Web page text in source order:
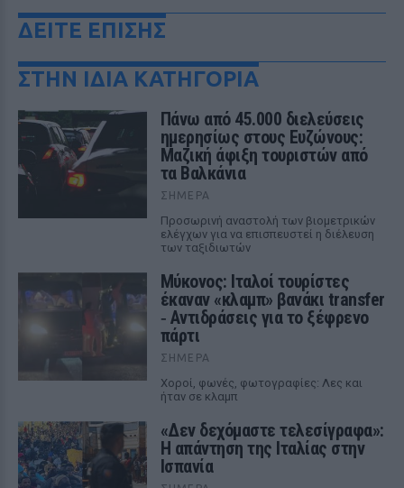
ΔΕΙΤΕ ΕΠΙΣΗΣ
ΣΤΗΝ ΙΔΙΑ ΚΑΤΗΓΟΡΙΑ
Πάνω από 45.000 διελεύσεις
ημερησίως στους Ευζώνους:
Μαζική άφιξη τουριστών από
τα Βαλκάνια
ΣΉΜΕΡΑ
Προσωρινή αναστολή των βιομετρικών
ελέγχων για να επισπευστεί η διέλευση
των ταξιδιωτών
Μύκονος: Ιταλοί τουρίστες
έκαναν «κλαμπ» βανάκι transfer
‑ Αντιδράσεις για το ξέφρενο
πάρτι
ΣΉΜΕΡΑ
Χοροί, φωνές, φωτογραφίες: Λες και
ήταν σε κλαμπ
«Δεν δεχόμαστε τελεσίγραφα»:
Η απάντηση της Ιταλίας στην
Ισπανία